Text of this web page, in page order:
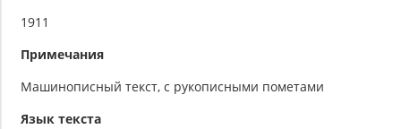
1911
Примечания
Машинописный текст, с рукописными пометами
Язык текста